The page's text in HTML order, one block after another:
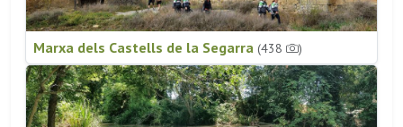
Marxa dels Castells de la Segarra (438 )